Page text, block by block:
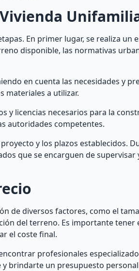
En primer lugar, se realiza un
disponible, las normativas
en cuenta las necesidades y
materiales a utilizar.
y licencias necesarios para la
autoridades competentes.
y los plazos establecidos.
que se encarguen de supervisar
de diversos factores, como el
del terreno. Es importante tener
el coste final.
profesionales
brindarte un presupuesto